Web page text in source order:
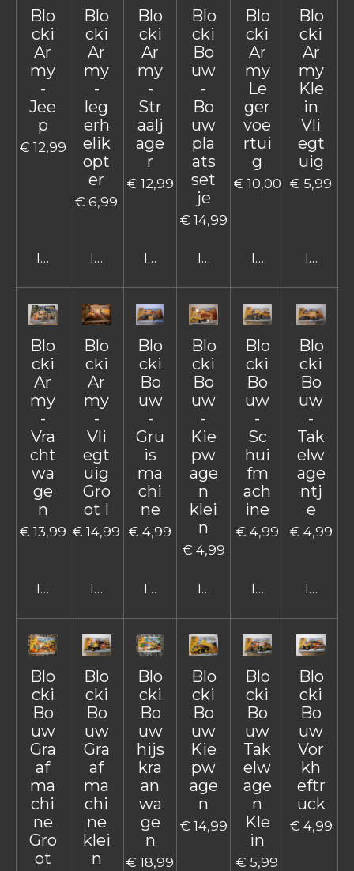
Blo
cki
Ar
my
-
Jee
p
€ 12,99
In winkelwagen
Blo
cki
Ar
my
-
leg
erh
elik
opt
er
€ 6,99
In winkelwagen
Blo
cki
Ar
my
-
Str
aalj
age
r
€ 12,99
In winkelwagen
Blo
cki
Bo
uw
-
Bo
uw
pla
ats
set
je
€ 14,99
In winkelwagen
Blo
cki
Ar
my
Le
ger
voe
rtui
g
€ 10,00
In
Blo
cki
Ar
my
Kle
in
Vli
egt
uig
€ 5,99
In
Blo
cki
Ar
my
-
Vra
cht
wa
ge
n
€ 13,99
In winkelwagen
Blo
cki
Ar
my
-
Vli
egt
uig
Gro
ot I
€ 14,99
In winkelwagen
Blo
cki
Bo
uw
-
Gru
is
ma
chi
ne
€ 4,99
In winkelwagen
Blo
cki
Bo
uw
-
Kie
pw
age
n
klei
n
€ 4,99
In winkelwagen
Blo
cki
Bo
uw
-
Sc
hui
fm
ach
ine
€ 4,99
In
Blo
cki
Bo
uw
-
Tak
elw
age
ntj
e
€ 4,99
In
Blo
cki
Bo
uw
Gra
af
ma
chi
ne
Gro
ot
Blo
cki
Bo
uw
Gra
af
ma
chi
ne
klei
n
Blo
cki
Bo
uw
hijs
kra
an
wa
ge
n
€ 18,99
Blo
cki
Bo
uw
Kie
pw
age
n
€ 14,99
Blo
cki
Bo
uw
Tak
elw
age
n
Kle
in
€ 5,99
Blo
cki
Bo
uw
Vor
kh
eftr
uck
€ 4,99